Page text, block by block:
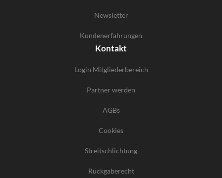
Newsletter
Kundenerfahrungen
Kontakt
Login Mitgliederbereich
Partner werden
AGBs
Cookies
Streitschlichtung
Rückgaberecht